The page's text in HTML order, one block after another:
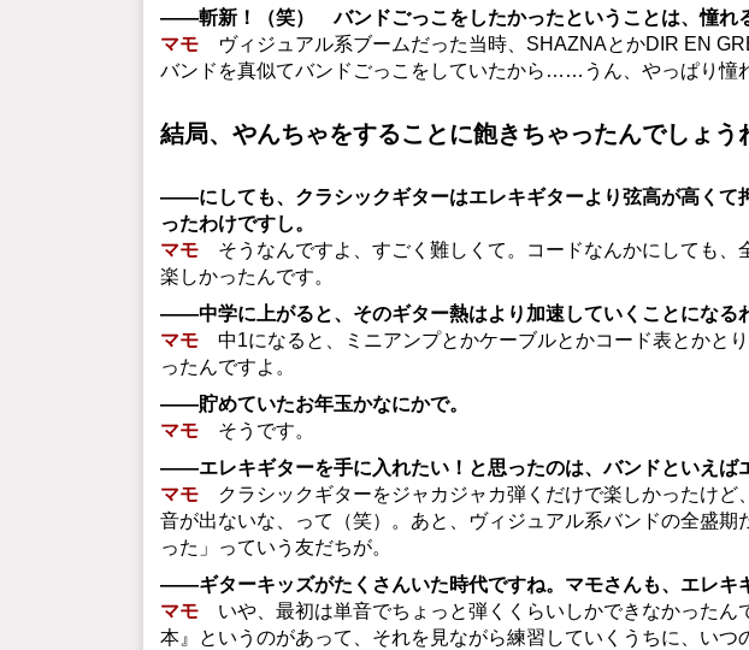
――斬新！（笑） バンドごっこをしたかったということは、憧れ
マモ ヴィジュアル系ブームだった当時、SHAZNAとかDIR EN
バンドを真似てバンドごっこをしていたから……うん、やっぱり憧
結局、やんちゃをすることに飽きちゃったんでしょう
――にしても、クラシックギターはエレキギターより弦高が高くて
ったわけですし。
マモ そうなんですよ、すごく難しくて。コードなんかにしても、
楽しかったんです。
――中学に上がると、そのギター熱はより加速していくことになる
マモ 中1になると、ミニアンプとかケーブルとかコード表とかと
ったんですよ。
――貯めていたお年玉かなにかで。
マモ そうです。
――エレキギターを手に入れたい！と思ったのは、バンドといえば
マモ クラシックギターをジャカジャカ弾くだけで楽しかったけど
音が出ないな、って（笑）。あと、ヴィジュアル系バンドの全盛
った」っていう友だちが。
――ギターキッズがたくさんいた時代ですね。マモさんも、エレキ
マモ いや、最初は単音でちょっと弾くくらいしかできなかったん
本』というのがあって、それを見ながら練習していくうちに、いつ